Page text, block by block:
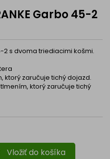
Garbo 45-2
2 s dvoma triediacimi košmi.
ktorý zaručuje tichý dojazd.
ktorý zaručuje tichý
Vložiť do košíka